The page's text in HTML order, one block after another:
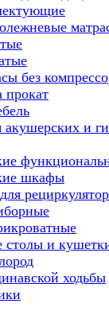
без
прокат
и
шкафы
и
ходьбы